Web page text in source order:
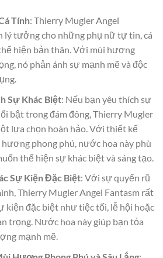
Tính: Thierry Mugler Angel
lý tưởng cho những phụ nữ tự tin, cá
hiện bản thân. Với mùi hương
nó phản ánh sự mạnh mẽ và độc
Sự Khác Biệt: Nếu bạn yêu thích sự
bật trong đám đông, Thierry Mugler
lựa chọn hoàn hảo. Với thiết kế
hương phong phú, nước hoa này phù
thể hiện sự khác biệt và sáng tạo.
Sự Kiện Đặc Biệt: Với sự quyến rũ
Thierry Mugler Angel Fantasm rất
kiện đặc biệt như tiệc tối, lễ hội hoặc
trọng. Nước hoa này giúp bạn tỏa
mạnh mẽ.